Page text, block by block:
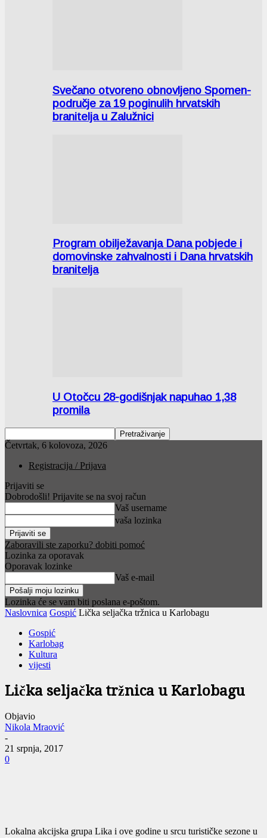
Svečano otvoreno obnovljeno Spomen-
područje za 19 poginulih hrvatskih
branitelja u Zalužnici
Program obilježavanja Dana pobjede i
domovinske zahvalnosti i Dana hrvatskih
branitelja
U Otočcu 28-godišnjak napuhao 1,38
promila
Četvrtak, 6 kolovoza, 2026
Registracija / Prijava
Prijaviti se
Dobrodošli! Prijavite se na svoj račun
Vaš username
vaša lozinka
Zaboravili ste zaporku? dobiti pomoć
Lozinka za oporavak
Oporavak lozinke
Vaš e-mail
Lozinka će se vam biti poslana e-poštom.
Naslovnica Gospić Lička seljačka tržnica u Karlobagu
Gospić
Karlobag
Kultura
vijesti
Lička seljačka tržnica u Karlobagu
Objavio
Nikola Mraović
-
21 srpnja, 2017
0
Lokalna akcijska grupa Lika i ove godine u srcu turističke sezone u